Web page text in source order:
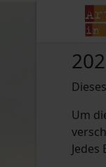
Um
Jedes